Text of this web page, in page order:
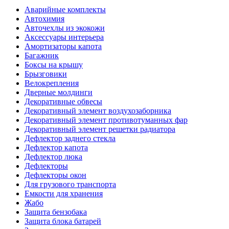
Аварийные комплекты
Автохимия
Авточехлы из экокожи
Аксессуары интерьера
Амортизаторы капота
Багажник
Боксы на крышу
Брызговики
Велокрепления
Дверные молдинги
Декоративные обвесы
Декоративный элемент воздухозаборника
Декоративный элемент противотуманных фар
Декоративный элемент решетки радиатора
Дефлектор заднего стекла
Дефлектор капота
Дефлектор люка
Дефлекторы
Дефлекторы окон
Для грузового транспорта
Емкости для хранения
Жабо
Защита бензобака
Защита блока батарей